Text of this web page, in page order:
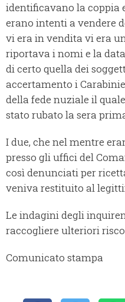
identificavano la coppia
erano intenti a vendere
vi era in vendita vi era
riportava i nomi e la
di certo quella dei
accertamento i
della fede nuziale il
stato rubato la sera
I due, che nel mentre
presso gli uffici del
così denunciati per
veniva restituito al
Le indagini degli
raccogliere ulteriori
Comunicato stampa